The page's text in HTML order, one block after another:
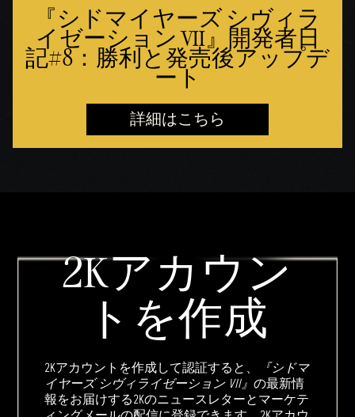
『シドマイヤーズ シヴィラ
イゼーション VII』開発者日
記#8：勝利と発売後アップデ
ート
詳細はこちら
2Kアカウン
トを作成
2Kアカウントを作成して認証すると、
『シドマ
イヤーズ シヴィライゼーション VII』 の最新情
報をお届けする2Kのニュースレターとマーケテ